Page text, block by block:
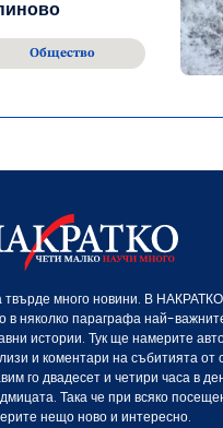
Общество
много новини. В
в няколко параграфа най-
истории. Тук ще намерите
и коментари на събитията от
го двадесет и четири часа в
Така че при всяко
нещо ново и интересно.